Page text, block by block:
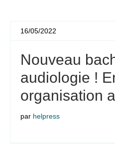
16/05/2022
Nouveau
audiologie !
organisation
par helpress